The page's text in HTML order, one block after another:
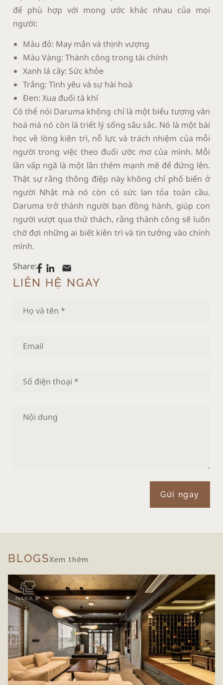
để phù hợp với mong ước khác nhau của mọi
người:
Màu đỏ: May mắn và thịnh vượng
Màu Vàng: Thành công trong tài chính
Xanh lá cây: Sức khỏe
Trắng: Tình yêu và sự hài hoà
Đen: Xua đuổi tà khí
Có thể nói Daruma không chỉ là một biểu tượng văn
hoá mà nó còn là triết lý sống sâu sắc. Nó là một bài
học về lòng kiên trì, nỗ lực và trách nhiệm của mỗi
người trong việc theo đuổi ước mơ của mình. Mỗi
lần vấp ngã là một lần thêm mạnh mẽ để đứng lên.
Thật sự rằng thông điệp này không chỉ phổ biến ở
người Nhật mà nó còn có sức lan tỏa toàn cầu.
Daruma trở thành người bạn đồng hành, giúp con
người vượt qua thử thách, rằng thành công sẽ luôn
chờ đợi những ai biết kiên trì và tin tưởng vào chính
mình.
Share:
LIÊN HỆ NGAY
Gửi ngay
BLOGSXem thêm